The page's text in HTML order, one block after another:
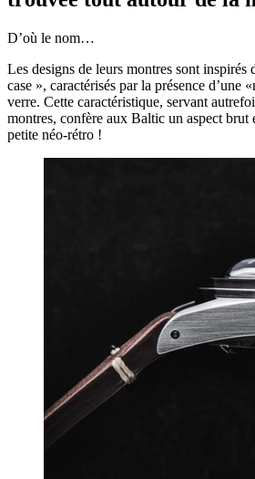
D’où le nom…
Les designs de leurs montres sont inspirés
case », caractérisés par la présence d’une
verre. Cette caractéristique, servant
montres, confère aux Baltic un aspect brut
petite néo-rétro !